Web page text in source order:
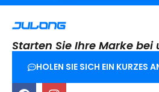
Starten Sie Ihre Marke bei
HOLEN SIE SICH EIN KURZES